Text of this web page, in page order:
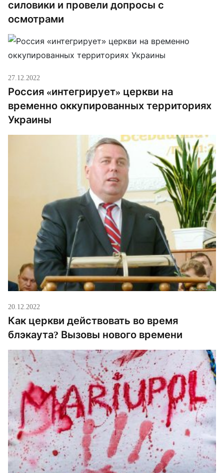
силовики и провели допросы с
осмотрами
27.12.2022
Россия «интегрирует» церкви на
временно оккупированных территориях
Украины
20.12.2022
Как церкви действовать во время
блэкаута? Вызовы нового времени